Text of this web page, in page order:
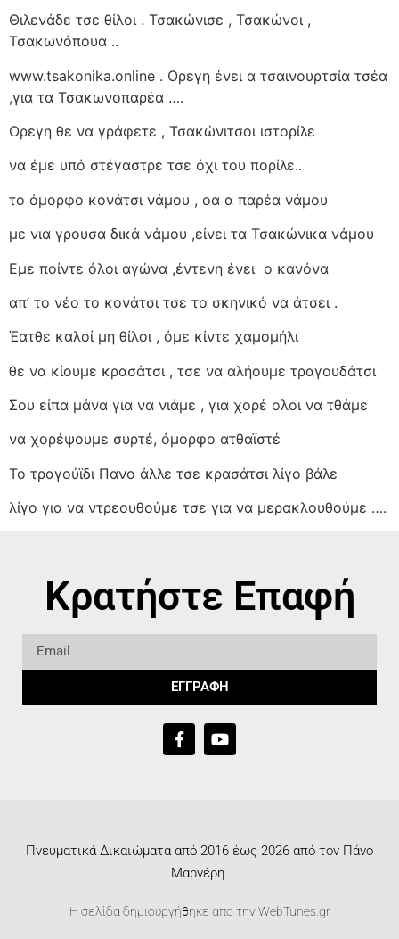
Θιλενάδε τσε θίλοι . Τσακώνισε , Τσακώνοι ,
Τσακωνόπουα ..
www.tsakonika.online . Ορεγη ένει α τσαινουρτσία τσέα
,για τα Τσακωνοπαρέα ….
Ορεγη θε να γράφετε , Τσακώνιτσοι ιστορίλε
να έμε υπό στέγαστρε τσε όχι του πορίλε..
το όμορφο κονάτσι νάμου , οα α παρέα νάμου
με νια γρουσα δικά νάμου ,είνει τα Τσακώνικα νάμου
Εμε ποίντε όλοι αγώνα ,έντενη ένει ο κανόνα
απ’ το νέο το κονάτσι τσε το σκηνικό να άτσει .
Έατθε καλοί μη θίλοι , όμε κίντε χαμομήλι
θε να κίουμε κρασάτσι , τσε να αλήουμε τραγουδάτσι
Σου είπα μάνα για να νιάμε , για χορέ ολοι να τθάμε
να χορέψουμε συρτέ, όμορφο ατθαϊστέ
Το τραγούϊδι Πανο άλλε τσε κρασάτσι λίγο βάλε
λίγο για να ντρεουθούμε τσε για να μερακλουθούμε ….
Κρατήστε Επαφή
ΕΓΓΡΑΦΗ
Πνευματικά Δικαιώματα από 2016 έως 2026 από τον Πάνο
Μαρνέρη.
Η σελίδα δημιουργήθηκε απο τηνWebTunes.gr